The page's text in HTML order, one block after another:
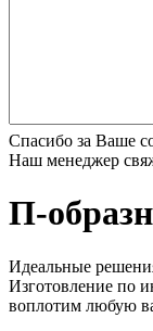
Спасибо за Ваше
Наш менеджер
П-
Идеальные
Изготовление по
воплотим любую